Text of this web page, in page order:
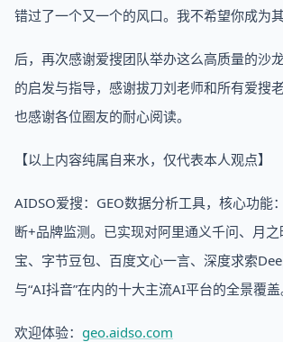
错过了一个又一个的风口。我不希望你成为其
后，再次感谢爱搜团队举办这么高质量的沙
的启发与指导，感谢拔刀刘老师和所有爱搜
也感谢各位圈友的耐心阅读。
【以上内容纯属自来水，仅代表本人观点】
AIDSO爱搜：GEO数据分析工具，核心功能
断+品牌监测。已实现对阿里通义千问、月
宝、字节豆包、百度文心一言、深度求索
与“AI抖音”在内的十大主流AI平台的全景覆盖
欢迎体验： geo.aidso.com